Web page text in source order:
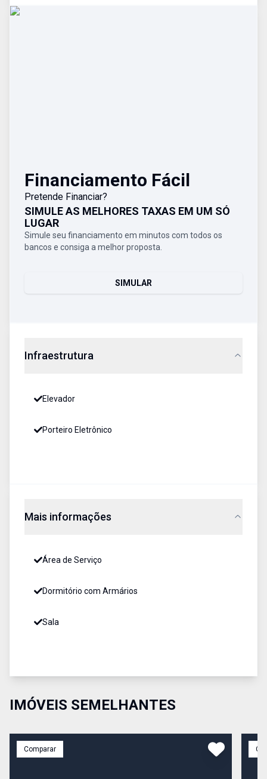
Financiamento Fácil
Pretende Financiar?
SIMULE AS MELHORES TAXAS EM UM SÓ
LUGAR
Simule seu financiamento em minutos com todos os
bancos e consiga a melhor proposta.
SIMULAR
Infraestrutura
Elevador
Porteiro Eletrônico
Mais informações
Área de Serviço
Dormitório com Armários
Sala
IMÓVEIS SEMELHANTES
Comparar